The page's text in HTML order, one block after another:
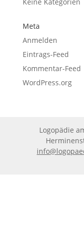
Meta
Anmelden
Eintrags-Feed
Kommentar-Feed
WordPress.org
Logopädie